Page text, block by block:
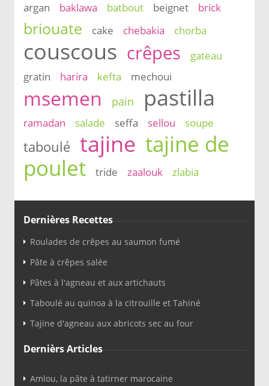
argan baklawa batbout beignet brick
briouate cake chebakia chorba
couscous crêpes
gateau
gratin
harira kefta mechoui
msemen pain pastilla
ramadan salade seffa sellou soupe
taboulé tajine tajine de
poulet
tride zaalouk zlabia
Dernières Recettes
Roulades de crêpes au saumon fumé
Pâte à crêpes salée
Pâtes à l'agneau et aux artichauts
Taboulé au quinoa à la citrouille et Tahiné
Tajine d'agneau aux abricots sec au four
Dernièrs Articles
Amlou, la pâte à tatirner marocaine